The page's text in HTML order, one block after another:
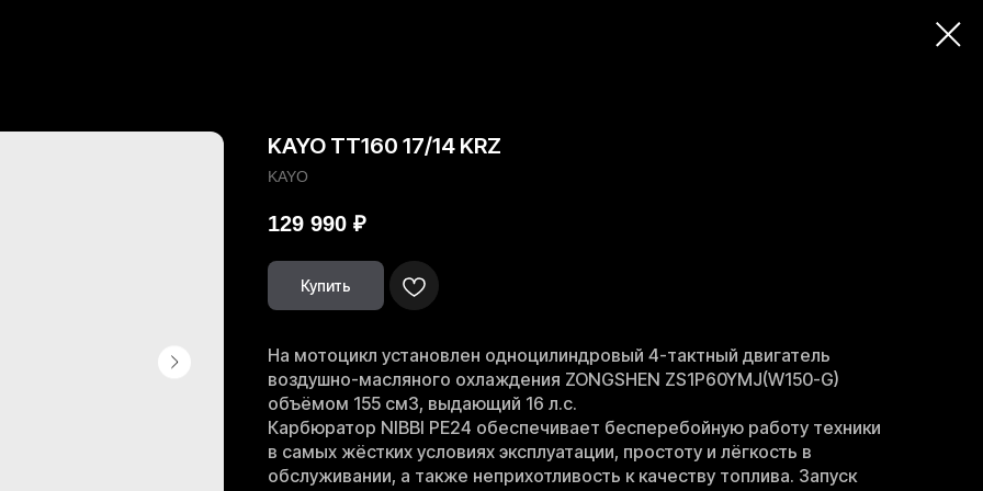
KAYO TT160 17/14 KRZ
KAYO
129 990 ₽
Купить
На мотоцикл установлен одноцилиндровый 4-тактный двигатель
воздушно-масляного охлаждения ZONGSHEN ZS1P60YMJ(W150-G)
объёмом 155 см3, выдающий 16 л.с.
Карбюратор NIBBI PE24 обеспечивает бесперебойную работу техники
в самых жёстких условиях эксплуатации, простоту и лёгкость в
обслуживании, а также неприхотливость к качеству топлива. Запуск